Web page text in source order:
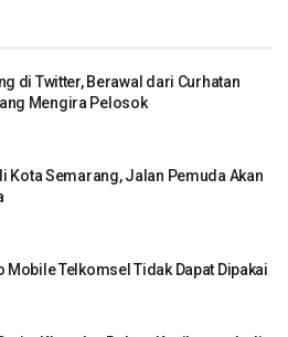
di Twitter, Berawal dari Curhatan
Mengira Pelosok
Kota Semarang, Jalan Pemuda Akan
Mobile Telkomsel Tidak Dapat Dipakai